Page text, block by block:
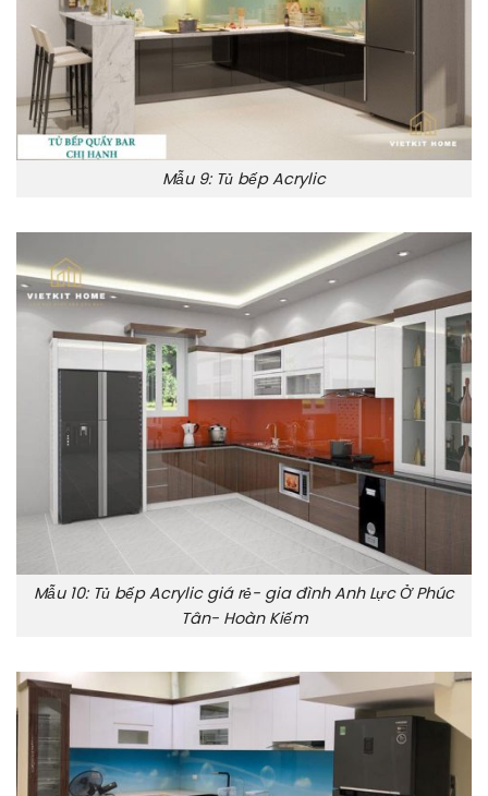
Mẫu 9: Tủ bếp Acrylic
Mẫu 10: Tủ bếp Acrylic giá rẻ- gia đình Anh Lực Ở Phúc
Tân- Hoàn Kiếm